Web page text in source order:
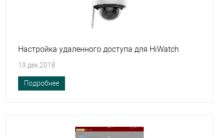
Настройка удаленного доступа для HiWatch
19.дек.2018
Подробнее